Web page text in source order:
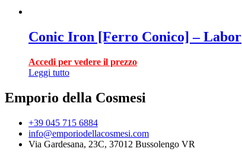
Conic Iron [Ferro Conico] – Labor
Accedi per vedere il prezzo
Leggi tutto
Emporio della Cosmesi
+39 045 715 6884
info@emporiodellacosmesi.com
Via Gardesana, 23C, 37012 Bussolengo VR